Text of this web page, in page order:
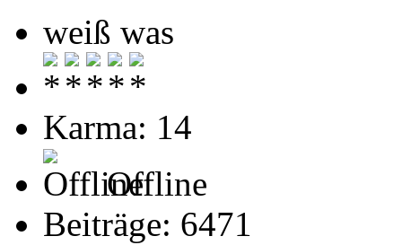
weiß was
Karma: 14
Offline
Beiträge: 6471